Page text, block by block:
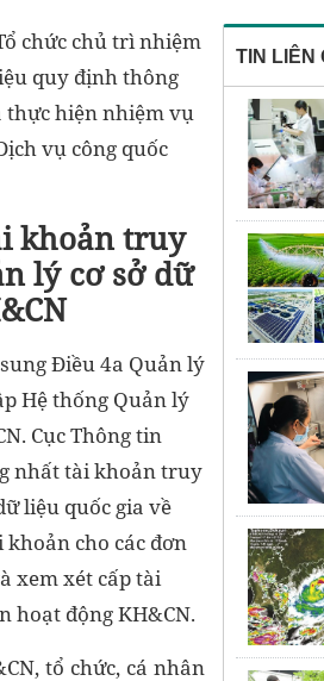
TIN LIÊN
chức chủ trì nhiệm
quy định thông
thực hiện nhiệm vụ
vụ công quốc
khoản truy
lý cơ sở dữ
Điều 4a Quản lý
Hệ thống Quản lý
Cục Thông tin
nhất tài khoản truy
liệu quốc gia về
cho các đơn
xem xét cấp tài
hoạt động KH&CN.
tổ chức, cá nhân